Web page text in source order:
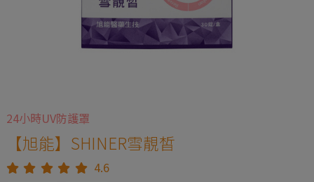
24小時UV防護罩
【旭能】SHINER雪靚皙
4.6